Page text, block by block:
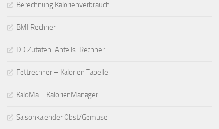
Berechnung Kalorienverbrauch
BMI Rechner
DD Zutaten-Anteils-Rechner
Fettrechner – Kalorien Tabelle
KaloMa – KalorienManager
Saisonkalender Obst/Gemüse